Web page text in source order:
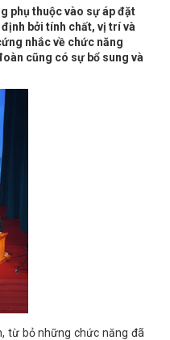
phụ thuộc vào sự áp đặt
bởi tính chất, vị trí và
nhắc về chức năng
cũng có sự bổ sung và
từ bỏ những chức năng đã